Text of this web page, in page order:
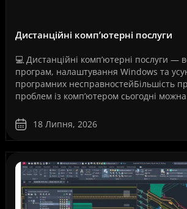
Дистанційні комп’ютерні послуги
💻 Дистанційні комп’ютерні послуги —
програм, налаштування Windows та
програмних несправностейБільшість
проблем із комп’ютером сьогодні
центру та без оч..
18 Липня, 2026